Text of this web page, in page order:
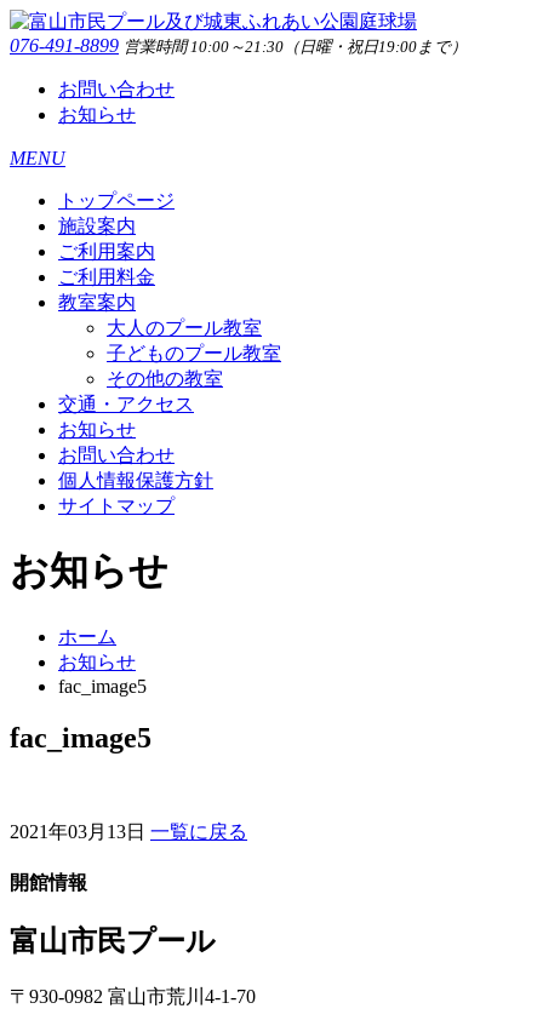
076-491-8899 営業時間 10:00～21:30（日曜・祝日19:00まで）
お問い合わせ
お知らせ
MENU
トップページ
施設案内
ご利用案内
ご利用料金
教室案内
大人のプール教室
子どものプール教室
その他の教室
交通・アクセス
お知らせ
お問い合わせ
個人情報保護方針
サイトマップ
お知らせ
ホーム
お知らせ
fac_image5
fac_image5
2021年03月13日 一覧に戻る
開館情報
富山市民プール
〒930-0982 富山市荒川4-1-70